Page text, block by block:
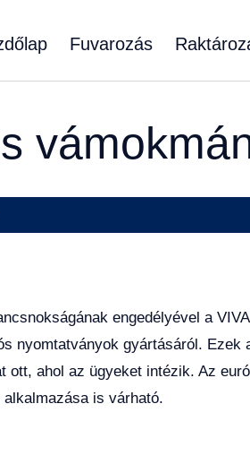
Fuvarozás
engedélyével a
nyomtatványok gyártásáról. Ezek
ott, ahol az ügyeket intézik. Az
is várható.